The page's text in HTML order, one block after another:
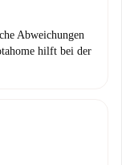
Abweichungen
hilft bei der